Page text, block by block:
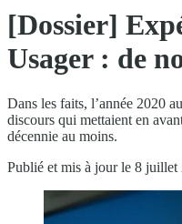
[Dossier]
Usager : de
Dans les faits, l’année 2020
discours qui mettaient en
décennie au moins.
Publié et mis à jour le 8 juillet